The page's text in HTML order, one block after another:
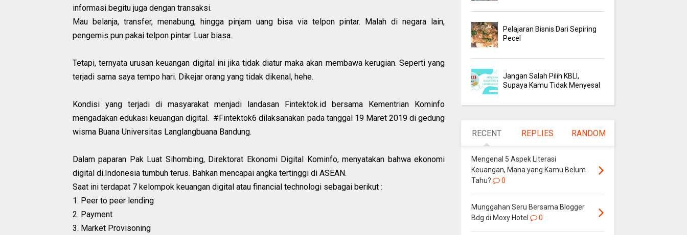
informasi begitu juga dengan transaksi.
Mau belanja, transfer, menabung, hingga pinjam uang bisa via telpon pintar. Malah di negara lain,
pengemis pun pakai telpon pintar. Luar biasa.
Tetapi, ternyata urusan keuangan digital ini jika tidak diatur maka akan membawa kerugian. Seperti yang
terjadi sama saya tempo hari. Dikejar orang yang tidak dikenal, hehe.
Kondisi yang terjadi di masyarakat menjadi landasan Fintektok.id bersama Kementrian Kominfo
mengadakan edukasi keuangan digital. #Fintektok6 dilaksanakan pada tanggal 19 Maret 2019 di gedung
wisma Buana Universitas Langlangbuana Bandung.
Dalam paparan Pak Luat Sihombing, Direktorat Ekonomi Digital Kominfo, menyatakan bahwa ekonomi
digital di.Indonesia tumbuh terus. Bahkan mencapai angka tertinggi di ASEAN.
Saat ini terdapat 7 kelompok keuangan digital atau financial technologi sebagai berikut :
1. Peer to peer lending
2. Payment
3. Market Provisoning
Pelajaran Bisnis Dari Sepiring
Pecel
Jangan Salah Pilih KBLI,
Supaya Kamu Tidak Menyesal
RECENT REPLIES RANDOM
Mengenal 5 Aspek Literasi
Keuangan, Mana yang Kamu Belum
Tahu?
0
Munggahan Seru Bersama Blogger
Bdg di Moxy Hotel
0